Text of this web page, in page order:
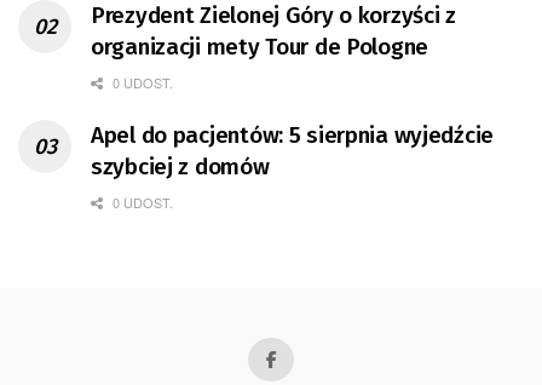
Prezydent Zielonej Góry o korzyści z
organizacji mety Tour de Pologne
0 UDOST.
Apel do pacjentów: 5 sierpnia wyjedźcie
szybciej z domów
0 UDOST.